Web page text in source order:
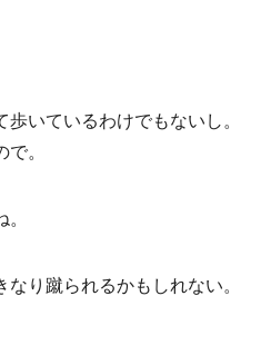
いているわけでもないし。
。
り蹴られるかもしれない。